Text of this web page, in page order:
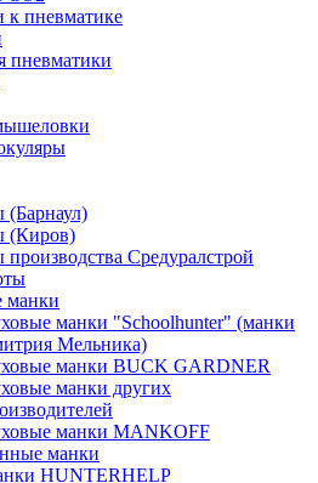
к пневматике
пневматики
(Барнаул)
(Киров)
Средуралстрой
манки
манки "Schoolhunter" (манки
Мельника)
манки BUCK GARDNER
манки других
манки MANKOFF
манки
HUNTERHELP